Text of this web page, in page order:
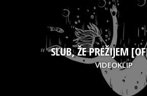
SĽUB, ŽE PREŽIJEM
VIDEOKLIP